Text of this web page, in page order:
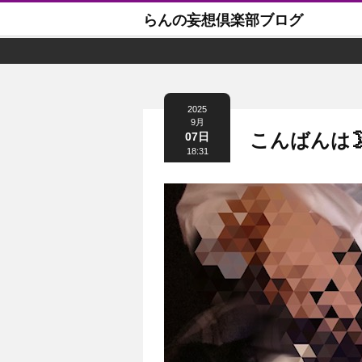
らんの妄想倶楽部ブログ
2025
9月
07日
18:31 こんばんは